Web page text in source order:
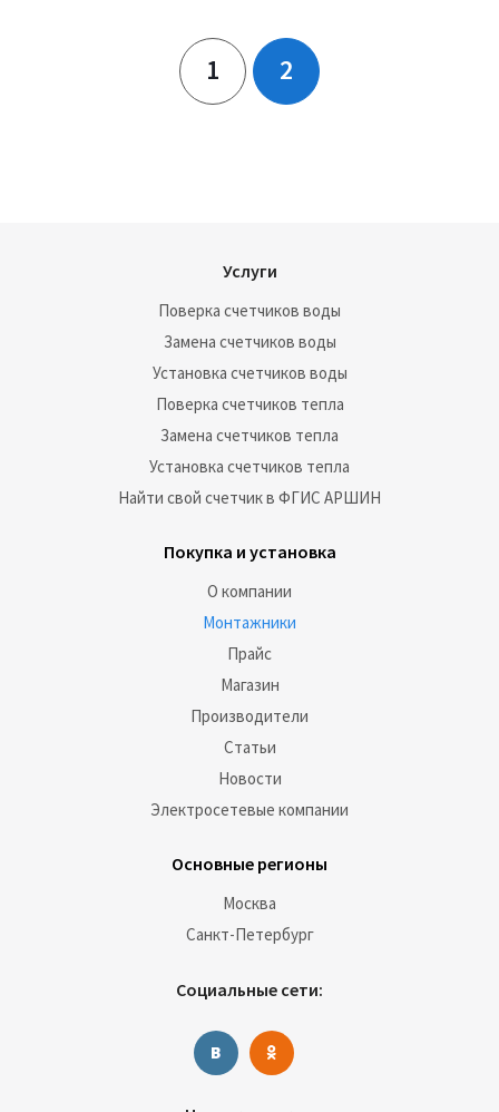
1 2
Услуги
Поверка счетчиков воды
Замена счетчиков воды
Установка счетчиков воды
Поверка счетчиков тепла
Замена счетчиков тепла
Установка счетчиков тепла
Найти свой счетчик в ФГИС АРШИН
Покупка и установка
О компании
Монтажники
Прайс
Магазин
Производители
Статьи
Новости
Электросетевые компании
Основные регионы
Москва
Санкт-Петербург
Социальные сети: